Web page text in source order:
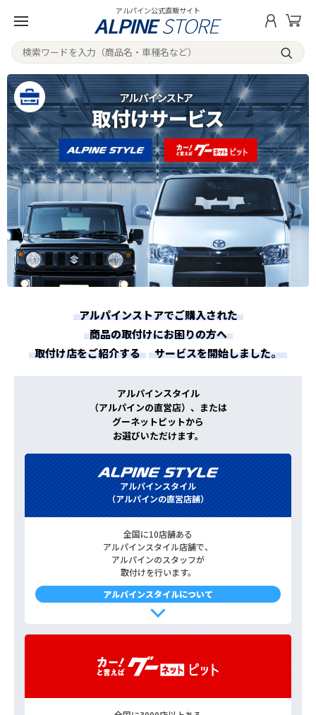
アルパイン公式直販サイト
アルパインストアでご購入された
商品の取付けにお困りの方へ
取付け店をご紹介する
サービスを開始しました。
アルパインスタイル
（アルパインの直営店）、または
グーネットピットから
お選びいただけます。
アルパインスタイル
（アルパインの直営店舗）
全国に10店舗ある
アルパインスタイル店舗で、
アルパインのスタッフが
取付けを行います。
アルパインスタイルについて